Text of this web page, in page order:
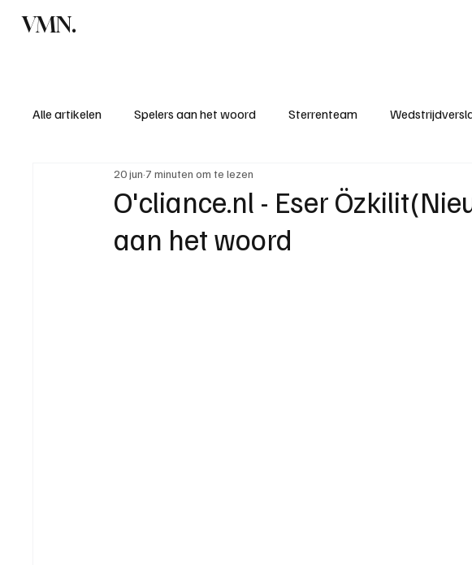
VMN.
Alle artikelen Spelers aan het woord Sterrenteam
Standen & uitslagen KM - Meest sportieve ploeg
KM - Meest scorende ploeg Bekervoetbal
O'cliance.nl - Eser
aan het woord
20 jun 7 minuten om te lezen